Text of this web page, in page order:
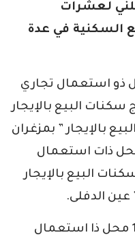
لعشرات
السكنية في عدة
إلى بيع 28 محل ذو استعمال تجاري
سكنات البيع بالإيجار
عدل “البيع بالإيجار ” بمزغران
مستغانم. وكذا بيع 85 محل ذات استعمال
البيع بالإيجار
كما طرحت وكالة عدل للبيع 19 محل ذا استعمال